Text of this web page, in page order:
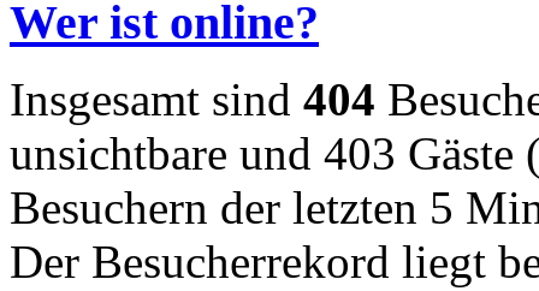
Wer ist online?
Insgesamt sind 404
unsichtbare und 403 Gäste
Besuchern der letzten 5
Der Besucherrekord liegt